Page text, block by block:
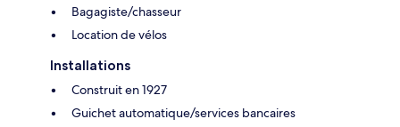
Bagagiste/chasseur
Location de vélos
Installations
Construit en 1927
Guichet automatique/services bancaires